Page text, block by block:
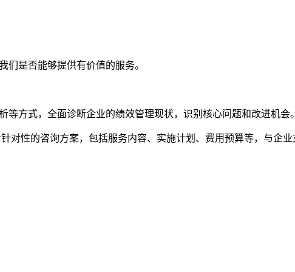
们是否能够提供有价值的服务。
方式，全面诊断企业的绩效管理现状，识别核心问题和改进机会。
对性的咨询方案，包括服务内容、实施计划、费用预算等，与企业